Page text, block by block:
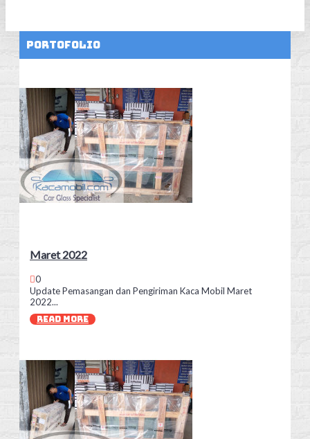
Portofolio
Maret 2022
0
Update Pemasangan dan Pengiriman Kaca Mobil Maret
2022...
READ MORE